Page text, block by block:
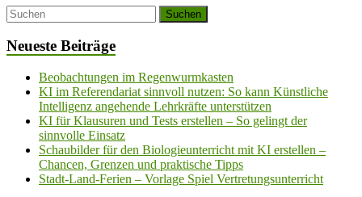
Neueste Beiträge
Beobachtungen im Regenwurmkasten
KI im Referendariat sinnvoll nutzen: So kann Künstliche
Intelligenz angehende Lehrkräfte unterstützen
KI für Klausuren und Tests erstellen – So gelingt der
sinnvolle Einsatz
Schaubilder für den Biologieunterricht mit KI erstellen –
Chancen, Grenzen und praktische Tipps
Stadt-Land-Ferien – Vorlage Spiel Vertretungsunterricht